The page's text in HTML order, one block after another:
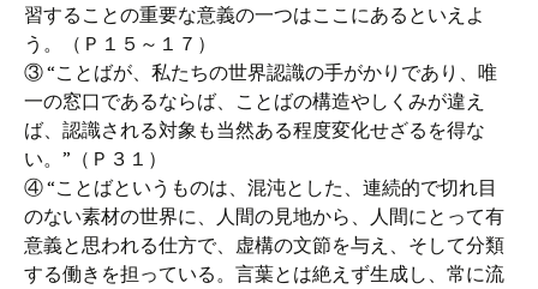
習することの重要な意義の一つはここにあるといえよ
う。（Ｐ１５～１７）
③ “ことばが、私たちの世界認識の手がかりであり、唯
一の窓口であるならば、ことばの構造やしくみが違え
ば、認識される対象も当然ある程度変化せざるを得な
い。”（Ｐ３１）
④ “ことばというものは、混沌とした、連続的で切れ目
のない素材の世界に、人間の見地から、人間にとって有
意義と思われる仕方で、虚構の文節を与え、そして分類
する働きを担っている。言葉とは絶えず生成し、常に流